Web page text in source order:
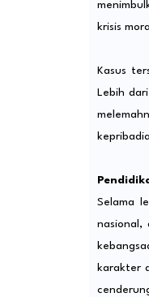
krisis
Kasus
Lebih
Selama
nasional,
karakter